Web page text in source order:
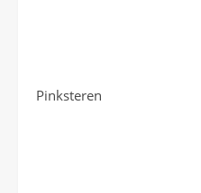
Pinksteren